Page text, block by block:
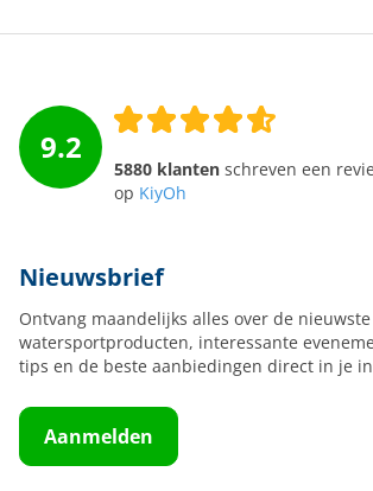
9.2
5880 klanten schreven een
op KiyOh
Nieuwsbrief
Ontvang maandelijks alles over de nieuwste
watersportproducten, interessante
tips en de beste aanbiedingen direct in je
Aanmelden